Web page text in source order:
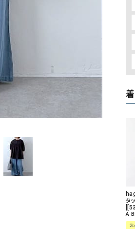
靴
ソックス・その他雑貨
タ
A